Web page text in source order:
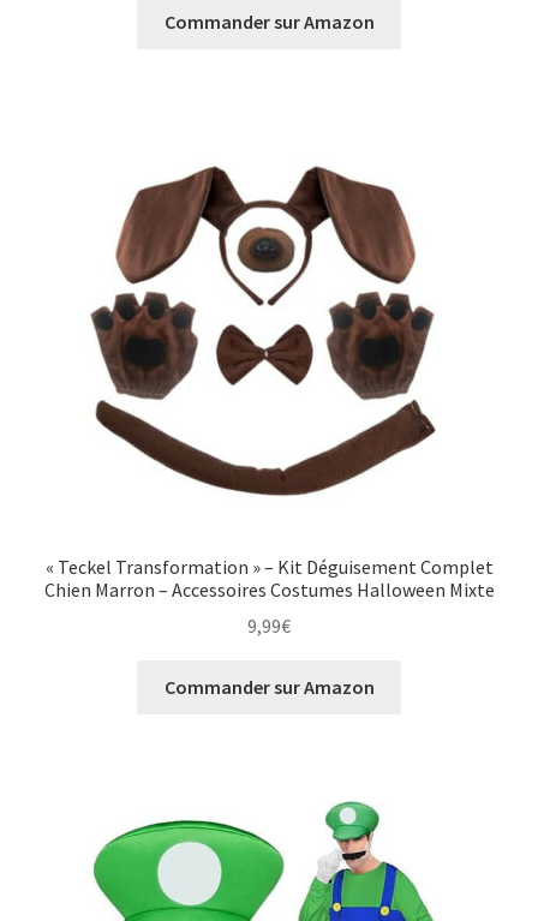
initial
actuel
Commander sur Amazon
« Teckel Transformation » – Kit Déguisement Complet
Chien Marron – Accessoires Costumes Halloween Mixte
9,99€
Commander sur Amazon